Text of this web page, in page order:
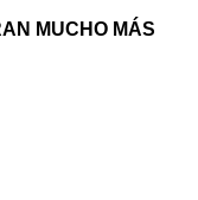
MUCHO MÁS